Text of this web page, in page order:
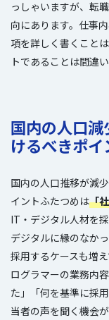
っしゃいますが、転
向にあります。仕事
項を詳しく書くこと
トであることは間違
国内の人口
けるべきポイ
国内の人口推移が減
イントふたつめは「
IT・デジタル人材を
デジタルに縁のなか
採用するケースも増
ログラマーの業務内
た」「何を基準に採
当者の声を聞く機会が